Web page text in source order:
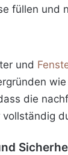
füllen und
und
die